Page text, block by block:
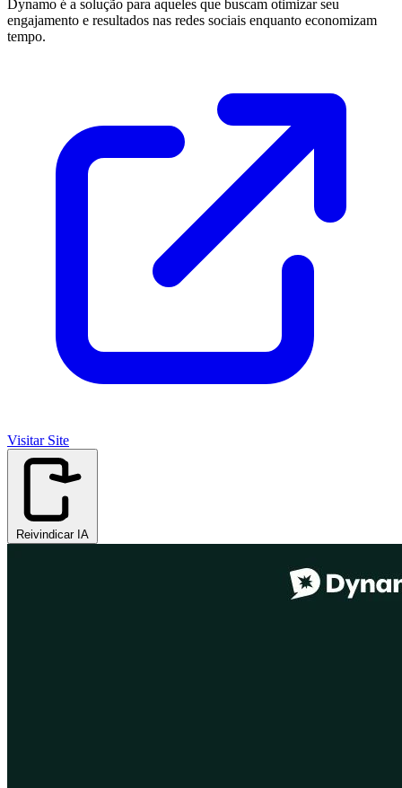
Dynamo é a solução para aqueles que buscam otimizar seu
engajamento e resultados nas redes sociais enquanto economizam
tempo.
Visitar Site
Reivindicar IA